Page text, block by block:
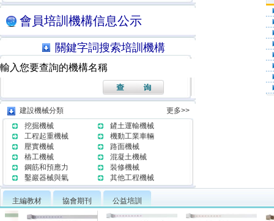
會員培訓機構信息公示
關鍵字詞搜索培訓機構
建設機械分類
更多>>
挖掘機械
鏟土運輸機械
工程起重機械
機動工業車輛
壓實機械
路面機械
樁工機械
混凝土機械
鋼筋和預應力
裝修機械
鑿巖器械與氣
其他工程機械
主編教材 協會期刊 公益培訓